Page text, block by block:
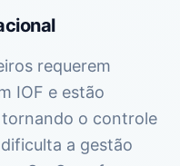
requerem
IOF e estão
tornando o controle
a gestão